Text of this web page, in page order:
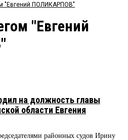
Мнения
Рейтинги
"Евгений ПОЛИКАРПОВ"
"Евгений
на должность главы
области Евгения
районных судов Ирину